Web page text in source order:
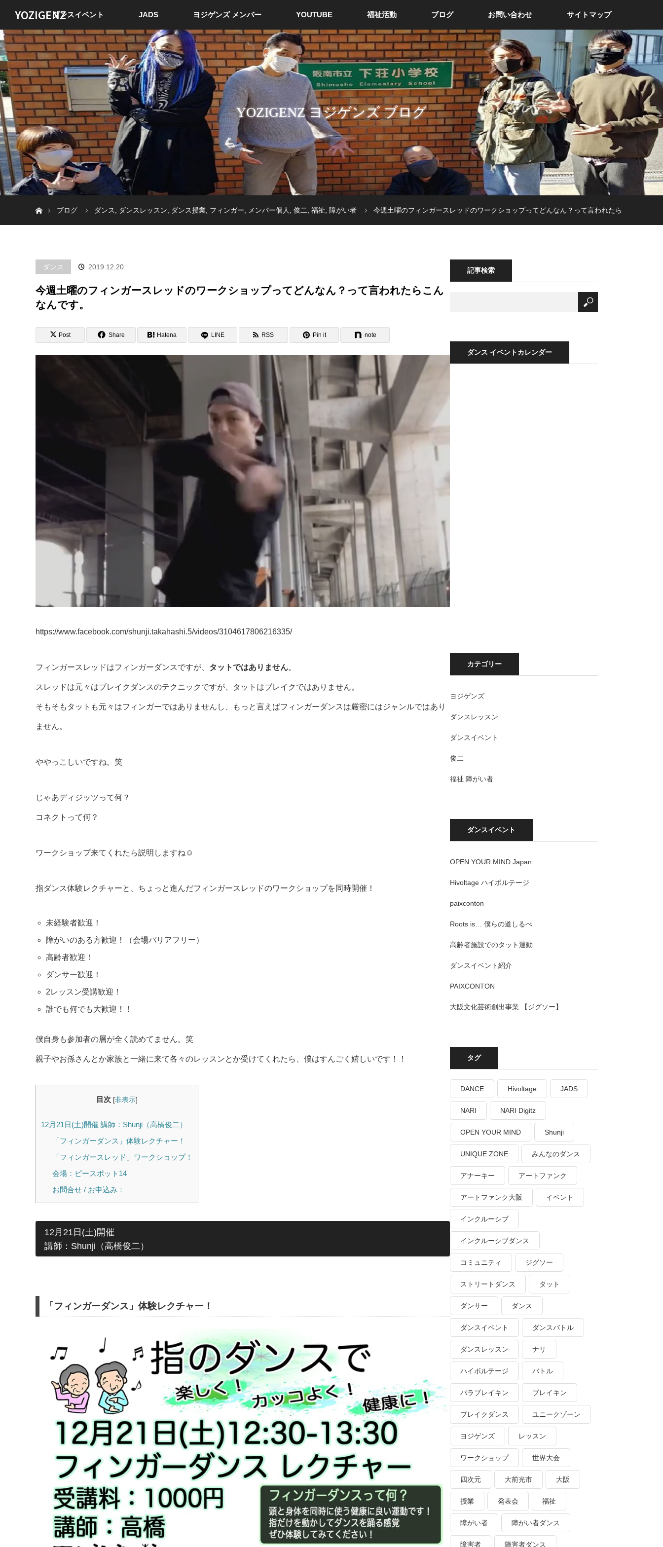
YOZIGENZダンスイベント JADS ヨジゲンズ メンバー YOUTUBE 福祉活動 ブログ お問い合わせ サイトマップ
YOZIGENZ ヨジゲンズ ブログ
ブログ
ダンス ダンスレッスン ダンス授業 フィンガー メンバー個人 俊二 福祉 障がい者 今週土曜のフィンガースレッドのワークショップってどんなん？って言われたら
ダンス 2019.12.20
今週土曜のフィンガースレッドのワークショップってどんなん？って言われたらこん
なんです。
Post Share Hatena LINE RSS Pin it note
https://www.facebook.com/shunji.takahashi.5/videos/3104617806216335/
フィンガースレッドはフィンガーダンスですが、 タットではありません。
スレッドは元々はブレイクダンスのテクニックですが、タットはブレイクではありません。
そもそもタットも元々はフィンガーではありませんし、もっと言えばフィンガーダンスは厳密にはジャンルではあり
ません。
ややっこしいですね。笑
じゃあディジッツって何？
コネクトって何？
ワークショップ来てくれたら説明しますね☺️
指ダンス体験レクチャーと、ちょっと進んだフィンガースレッドのワークショップを同時開催！
未経験者歓迎！
障がいのある方歓迎！（会場バリアフリー）
高齢者歓迎！
ダンサー歓迎！
2レッスン受講歓迎！
誰でも何でも大歓迎！！
僕自身も参加者の層が全く読めてません。笑
親子やお孫さんとか家族と一緒に来て各々のレッスンとか受けてくれたら、僕はすんごく嬉しいです！！
目次 [非表示]
12月21日(土)開催 講師：Shunji（高橋俊二）
「フィンガーダンス」体験レクチャー！
「フィンガースレッド」ワークショップ！
会場：ピースポット14
お問合せ / お申込み：
12月21日(土)開催
講師：Shunji（高橋俊二）
「フィンガーダンス」体験レクチャー！
記事検索
ダンス イベントカレンダー
カテゴリー
ヨジゲンズ
ダンスレッスン
ダンスイベント
俊二
福祉 障がい者
ダンスイベント
OPEN YOUR MIND Japan
Hivoltage ハイボルテージ
paixconton
Roots is… 僕らの道しるべ
高齢者施設でのタット運動
ダンスイベント紹介
PAIXCONTON
大阪文化芸術創出事業 【ジグソー】
タグ
DANCE Hivoltage JADS
NARI NARI Digitz
OPEN YOUR MIND Shunji
UNIQUE ZONE みんなのダンス
アナーキー アートファンク
アートファンク大阪 イベント
インクルーシブ
インクルーシブダンス
コミュニティ ジグソー
ストリートダンス タット
ダンサー ダンス
ダンスイベント ダンスバトル
ダンスレッスン ナリ
ハイボルテージ バトル
パラブレイキン ブレイキン
ブレイクダンス ユニークゾーン
ヨジゲンズ レッスン
ワークショップ 世界大会
四次元 大前光市 大阪
授業 発表会 福祉
障がい者 障がい者ダンス
障害者 障害者ダンス